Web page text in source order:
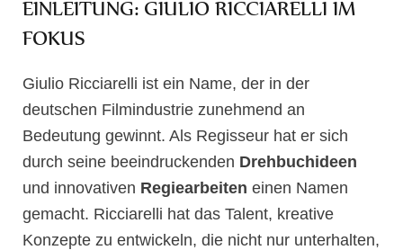
EINLEITUNG: GIULIO RICCIARELLI IM
FOKUS
Giulio Ricciarelli ist ein Name, der in der
deutschen Filmindustrie zunehmend an
Bedeutung gewinnt. Als Regisseur hat er sich
durch seine beeindruckenden Drehbuchideen
und innovativen Regiearbeiten einen Namen
gemacht. Ricciarelli hat das Talent, kreative
Konzepte zu entwickeln, die nicht nur unterhalten,